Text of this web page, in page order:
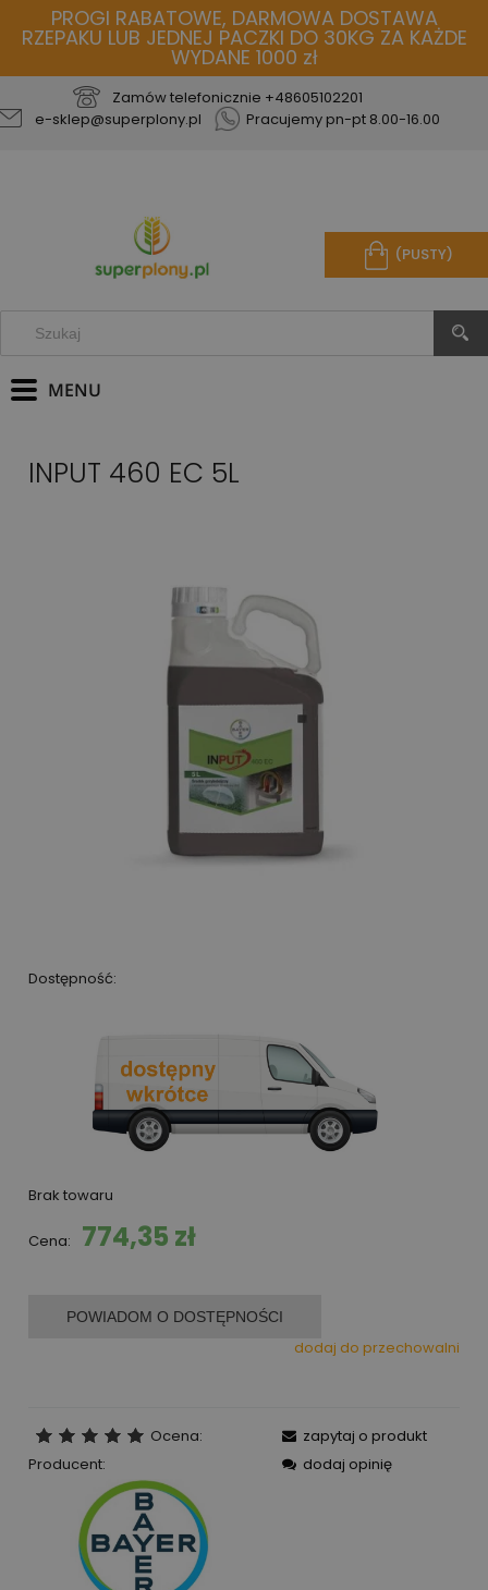
PROGI RABATOWE, DARMOWA DOSTAWA
RZEPAKU LUB JEDNEJ PACZKI DO 30KG ZA KAŻDE
WYDANE 1000 zł
Zamów telefonicznie +48605102201
e-sklep@superplony.pl
Pracujemy pn-pt 8.00-16.00
(PUSTY)
INPUT 460 EC 5L
Dostępność:
Brak towaru
Cena: 774,35 zł
POWIADOM O DOSTĘPNOŚCI
dodaj do przechowalni
Ocena:
Producent:
zapytaj o produkt
dodaj opinię